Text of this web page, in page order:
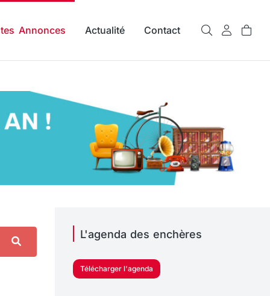
Annonces Actualité Contact
L'agenda des enchères
Télécharger l'agenda